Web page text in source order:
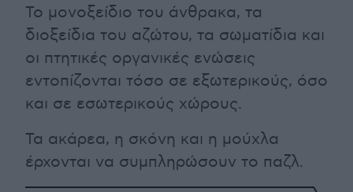
Το μονοξείδιο του άνθρακα, τα
διοξείδια του αζώτου, τα σωματίδια και
οι πτητικές οργανικές ενώσεις
εντοπίζονται τόσο σε εξωτερικούς, όσο
και σε εσωτερικούς χώρους.
Τα ακάρεα, η σκόνη και η μούχλα
έρχονται να συμπληρώσουν το παζλ.